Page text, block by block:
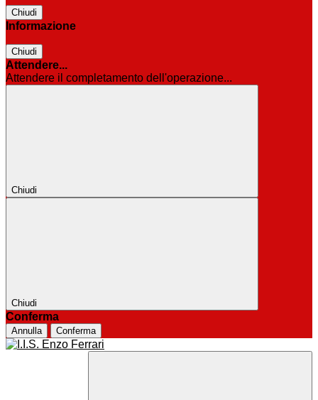
Chiudi
Informazione
Chiudi
Attendere...
Attendere il completamento dell'operazione...
Chiudi
Chiudi
Conferma
Annulla Conferma